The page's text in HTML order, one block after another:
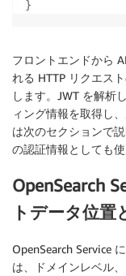
}
フロントエンドから
れる HTTP リクエス
します。JWT を解析
ィング情報を取得し
は次のセクションで
の認証情報としても使
OpenSearch
トデータ位置
OpenSearch Service
は、ドメインレベル